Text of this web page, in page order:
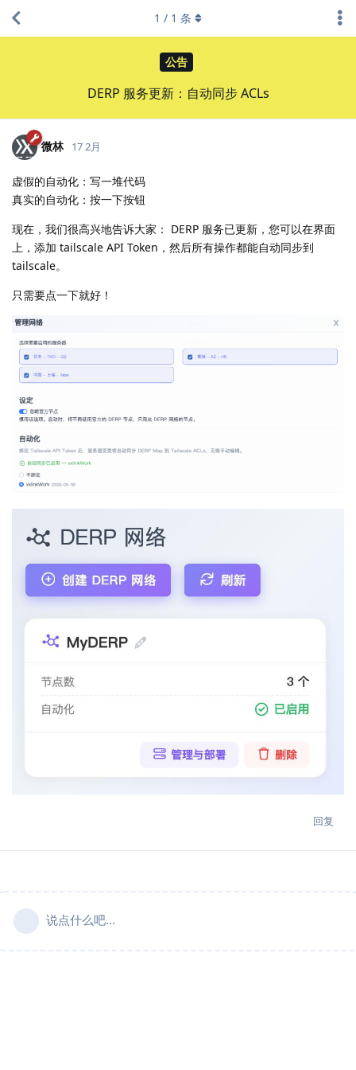
公告
DERP 服务更新：自动同步 ACLs
1 / 1 条
微林 17 2月
虚假的自动化：写一堆代码
真实的自动化：按一下按钮
现在，我们很高兴地告诉大家： DERP 服务已更新，您可以在界面
上，添加 tailscale API Token，然后所有操作都能自动同步到
tailscale。
只需要点一下就好！
回复
说点什么吧...